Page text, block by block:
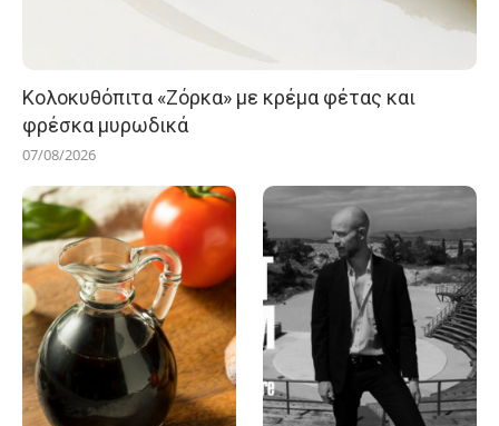
Κολοκυθόπιτα «Ζόρκα» με κρέμα φέτας και
φρέσκα μυρωδικά
07/08/2026